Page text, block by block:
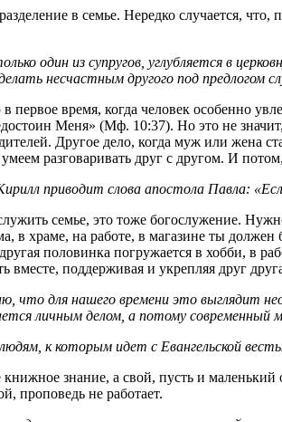
в семье. Нередко случается,
один из супругов, углубляется в
несчастным другого под предлогом
время, когда человек особенно
Меня» (Мф. 10:37). Но это не
Другое дело, когда муж или жена
разговаривать друг с другом. И
приводит слова апостола Павла:
семье, это тоже богослужение.
в храме, на работе, в магазине ты
половинка погружается в хобби, в
поддерживая и укрепляя друг
что для нашего времени это выглядит
личным делом, а потому современный
к которым идет с Евангельской
знание, а свой, пусть и маленький
проповедь не работает.